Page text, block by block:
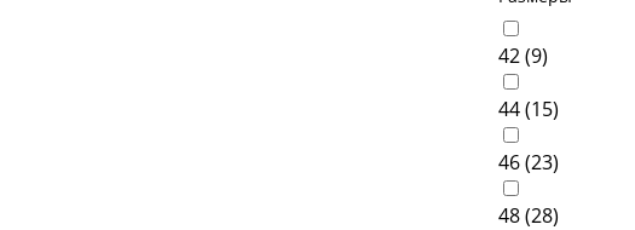
42 (9)
44 (15)
46 (23)
48 (28)